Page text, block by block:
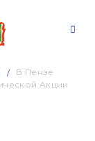
В Пензе
Акции